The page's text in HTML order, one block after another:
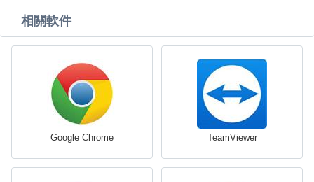
相關軟件
Google Chrome TeamViewer